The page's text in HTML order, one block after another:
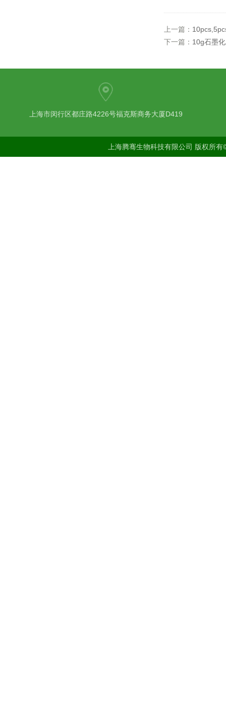
上一篇：
下一篇： 10g石墨
上海市闵行区都庄路4226号福克斯商务大厦D419
上海腾骞生物科技有限公司 版权所